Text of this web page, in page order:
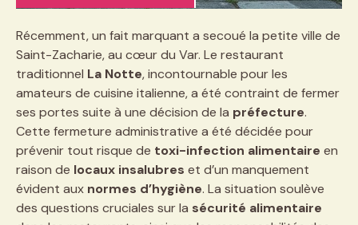
Récemment, un fait marquant a secoué la petite ville de
Saint-Zacharie, au cœur du Var. Le restaurant
traditionnel La Notte, incontournable pour les
amateurs de cuisine italienne, a été contraint de fermer
ses portes suite à une décision de la préfecture.
Cette fermeture administrative a été décidée pour
prévenir tout risque de toxi-infection alimentaire en
raison de locaux insalubres et d’un manquement
évident aux normes d’hygiène. La situation soulève
des questions cruciales sur la sécurité alimentaire